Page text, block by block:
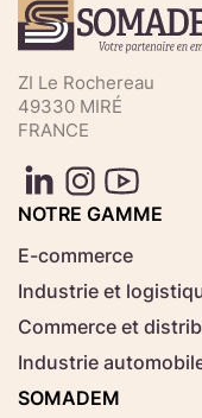
Aucun
ZI Le Rochereau
49330 MIRÉ
FRANCE
NOTRE GAMME
E-commerce
Industrie et
Commerce et
Industrie
SOMADEM